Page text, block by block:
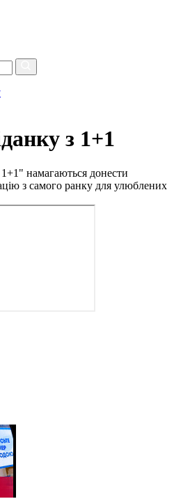
з 1+1
намагаються донести
з самого ранку для улюблених